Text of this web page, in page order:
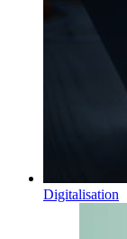
Digitalisation